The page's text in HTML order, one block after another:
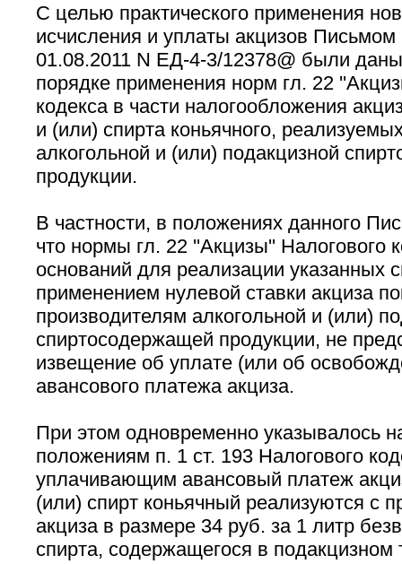
С целью практического применения
исчисления и уплаты акцизов
01.08.2011 N ЕД-4-3/12378@ были
порядке применения норм гл. 22
кодекса в части налогообложения
и (или) спирта коньячного,
алкогольной и (или) подакцизной
продукции.
В частности, в положениях данного
что нормы гл. 22 ''Акцизы'' Налогового
оснований для реализации указанных
применением нулевой ставки акциза
производителям алкогольной и (или)
спиртосодержащей продукции, не
извещение об уплате (или об
авансового платежа акциза.
При этом одновременно указывалось
положениям п. 1 ст. 193 Налогового
уплачивающим авансовый платеж
(или) спирт коньячный реализуются с
акциза в размере 34 руб. за 1 литр
спирта, содержащегося в подакцизном